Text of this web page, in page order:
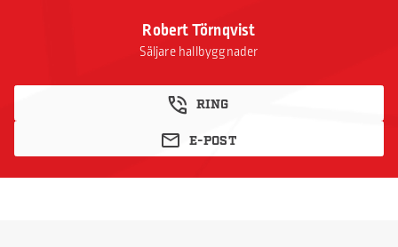
Robert Törnqvist
Säljare hallbyggnader
RING
E-POST